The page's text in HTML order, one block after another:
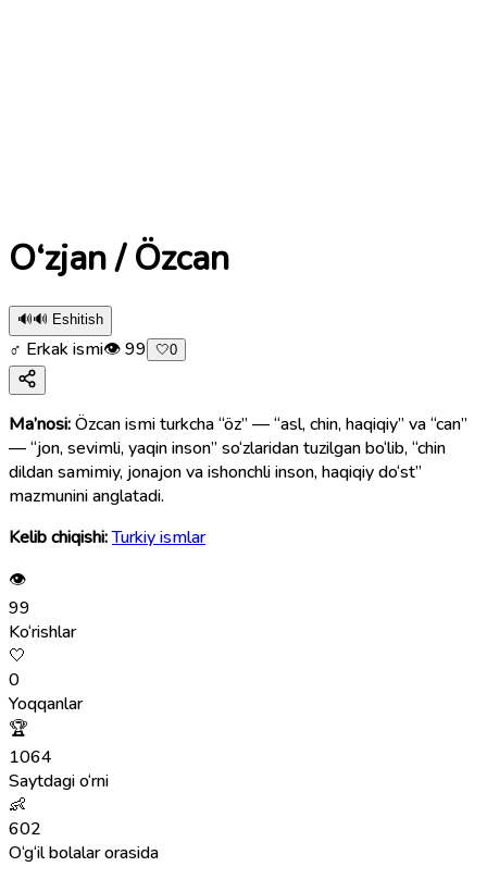
O‘zjan / Özcan
🔊🔊 Eshitish
♂ Erkak ismi👁99 🤍0
Ma’nosi:Özcan ismi turkcha “öz” — “asl, chin, haqiqiy” va “can”
— “jon, sevimli, yaqin inson” so‘zlaridan tuzilgan bo‘lib, “chin
dildan samimiy, jonajon va ishonchli inson, haqiqiy do‘st”
mazmunini anglatadi.
Kelib chiqishi:Turkiy ismlar
👁
99
Ko‘rishlar
🤍
0
Yoqqanlar
🏆
1064
Saytdagi o‘rni
👶
602
O‘g‘il bolalar orasida